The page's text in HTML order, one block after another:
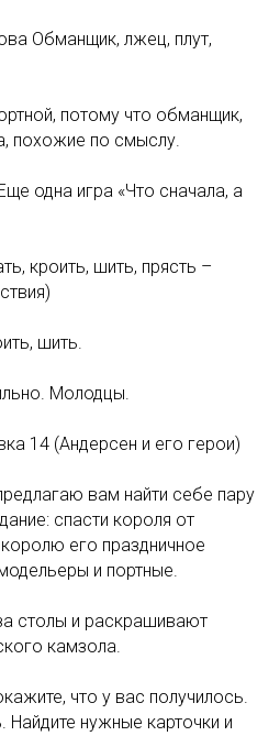
Обманщик, лжец, плут,
потому что обманщик,
похожие по смыслу.
одна игра «Что сначала, а
кроить, шить, прясть –
шить.
Молодцы.
14 (Андерсен и его герои)
вам найти себе пару
спасти короля от
его праздничное
и портные.
столы и раскрашивают
камзола.
что у вас получилось.
Найдите нужные карточки и